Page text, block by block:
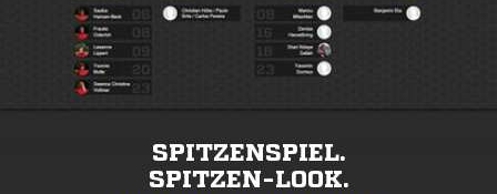
SPITZENSPIEL.
SPITZEN-LOOK.